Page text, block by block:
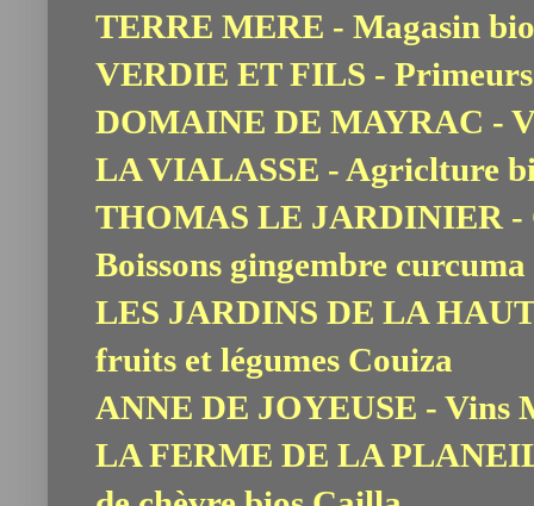
TERRE MERE - Magasin
VERDIE ET FILS -
DOMAINE DE MAYRAC -
LA VIALASSE - Agriclture
THOMAS LE JARDINIER -
Boissons gingembre
LES JARDINS DE LA
fruits et légumes Couiza
ANNE DE JOYEUSE - Vins
LA FERME DE LA